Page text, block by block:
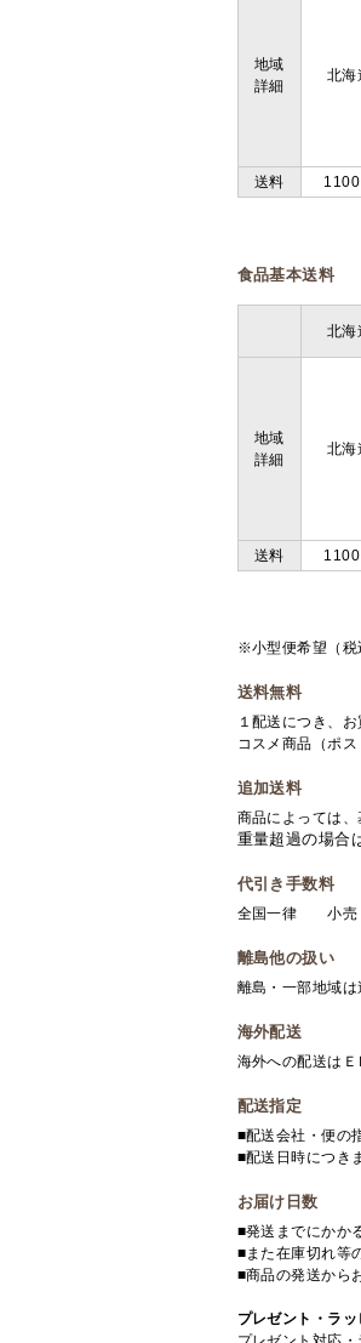
地域
詳細
北海
送料 1100
食品基本
北海
地域
詳細
北海
送料 1100
※小型便希望（税
送料無料
１配送につき、
コスメ商品（ポ
追加送料
商品によっては
重量超過の場合
代引き手数料
全国一律 小
離島他の扱い
離島・一部地域
海外配送
海外への配送は
配送指定
■配送会社・便の
■配送日時につき
お届け日数
■発送までにかか
■また在庫切れ等
■商品の発送から
プレゼント・ラ